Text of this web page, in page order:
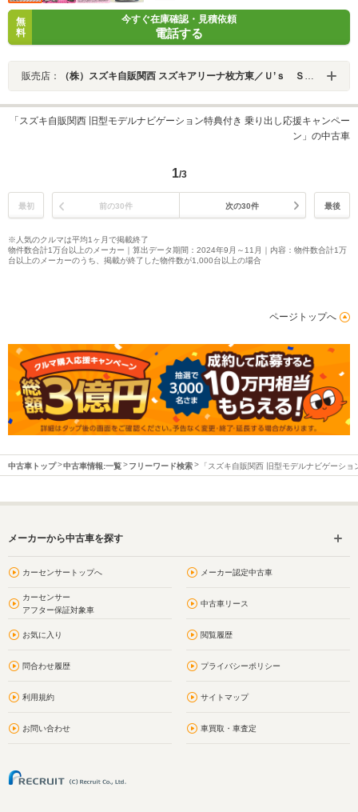
無
料
今すぐ在庫確認・見積依頼
電話する
販売店： （株）スズキ自販関西 スズキアリーナ枚方東／Ｕ’ｓ ＳＴＡＴＩＯＮ枚方
「スズキ自販関西 旧型モデルナビゲーション特典付き 乗り出し応援キャンペー
ン」の中古車
1/3
最初 前の30件 次の30件 最後
※人気のクルマは平均1ヶ月で掲載終了
物件数合計1万台以上のメーカー｜算出データ期間：2024年9月～11月｜内容：物件数合計1万
台以上のメーカーのうち、掲載が終了した物件数が1,000台以上の場合
ページトップへ
中古車トップ 中古車情報:一覧 フリーワード検索 「スズキ自販関西 旧型モデルナビゲーシ
メーカーから中古車を探す
カーセンサートップへ メーカー認定中古車
カーセンサー
アフター保証対象車
中古車リース
お気に入り 閲覧履歴
問合わせ履歴 プライバシーポリシー
利用規約 サイトマップ
お問い合わせ 車買取・車査定